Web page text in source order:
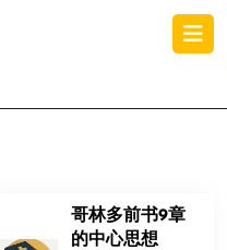
哥林多前书9章
的中心思想